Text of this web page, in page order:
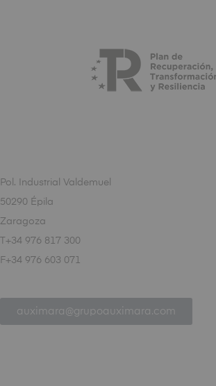
Pol. Industrial Valdemuel
50290 Épila
Zaragoza
T+34 976 817 300
F+34 976 603 071
auximara@grupoauximara.com